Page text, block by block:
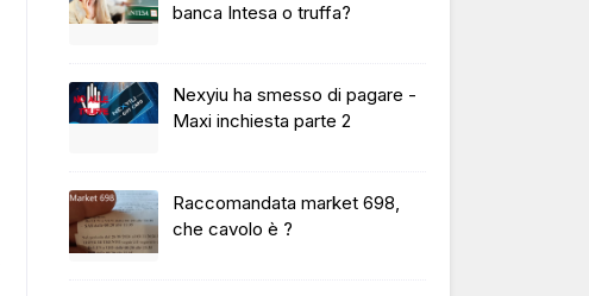
banca Intesa o truffa?
Nexyiu ha smesso di pagare -
Maxi inchiesta parte 2
Raccomandata market 698,
che cavolo è ?